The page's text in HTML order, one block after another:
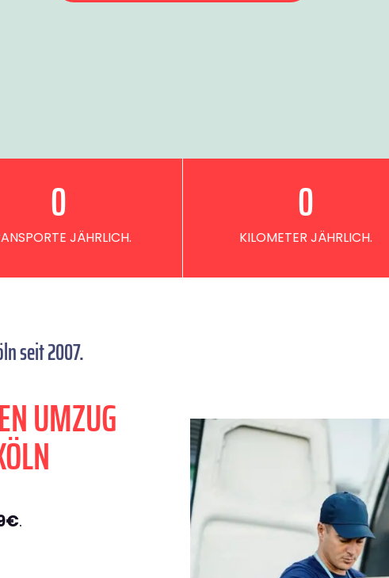
JÄHRLICH.
0
KILOMETER JÄHRLICH.
0
seit 2007.
UMZUG
.